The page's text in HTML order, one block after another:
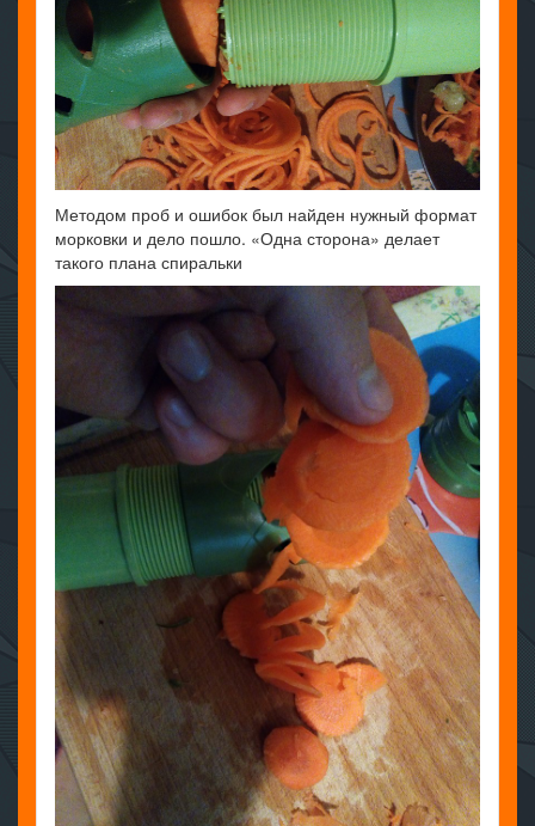
Методом проб и ошибок был найден нужный формат
морковки и дело пошло. «Одна сторона» делает
такого плана спиральки